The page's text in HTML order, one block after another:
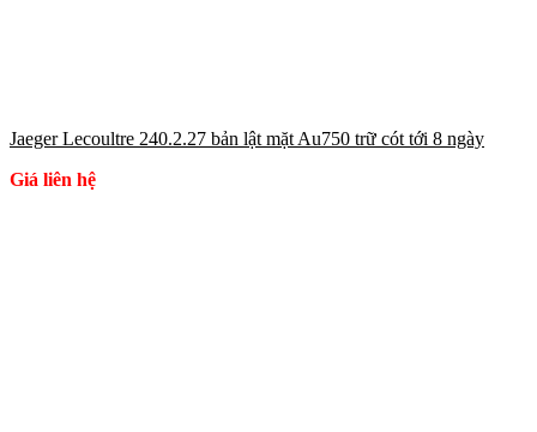
Jaeger Lecoultre 240.2.27 bản lật mặt Au750 trữ cót tới 8 ngày
Giá liên hệ